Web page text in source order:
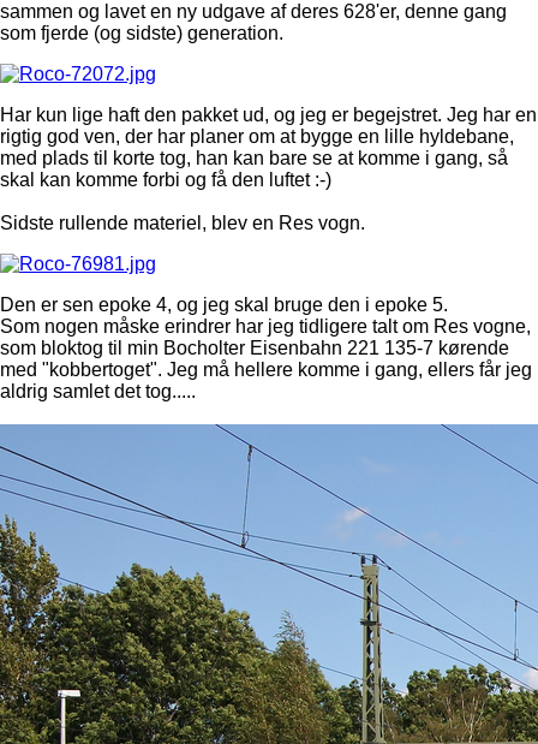
sammen og lavet en ny udgave af deres 628'er, denne gang
som fjerde (og sidste) generation.
Har kun lige haft den pakket ud, og jeg er begejstret. Jeg har en
rigtig god ven, der har planer om at bygge en lille hyldebane,
med plads til korte tog, han kan bare se at komme i gang, så
skal kan komme forbi og få den luftet :-)
Sidste rullende materiel, blev en Res vogn.
Den er sen epoke 4, og jeg skal bruge den i epoke 5.
Som nogen måske erindrer har jeg tidligere talt om Res vogne,
som bloktog til min Bocholter Eisenbahn 221 135-7 kørende
med "kobbertoget". Jeg må hellere komme i gang, ellers får jeg
aldrig samlet det tog.....